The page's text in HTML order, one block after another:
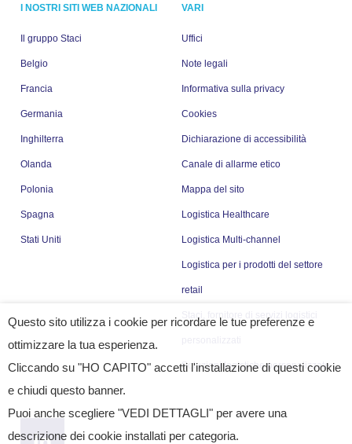
I NOSTRI SITI WEB NAZIONALI
Il gruppo Staci
Belgio
Francia
Germania
Inghilterra
Olanda
Polonia
Spagna
Stati Uniti
VARI
Uffici
Note legali
Informativa sulla privacy
Cookies
Dichiarazione di accessibilità
Canale di allarme etico
Mappa del sito
Logistica Healthcare
Logistica Multi-channel
Logistica per i prodotti del settore
retail
Staci, fornitore di servizi logistici
Soluzioni logistiche personalizzate
Questo sito utilizza i cookie per ricordare le tue preferenze e
ottimizzare la tua esperienza.
Cliccando su "HO CAPITO" accetti l'installazione di questi cookie
e chiudi questo banner.
Puoi anche scegliere "VEDI DETTAGLI" per avere una
descrizione dei cookie installati per categoria.